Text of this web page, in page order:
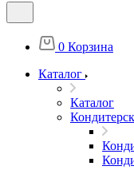
0 Корзина
Каталог
Каталог